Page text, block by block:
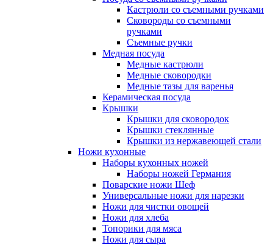
Кастрюли со съемными ручками
Сковороды со съемными
ручками
Съемные ручки
Медная посуда
Медные кастрюли
Медные сковородки
Медные тазы для варенья
Керамическая посуда
Крышки
Крышки для сковородок
Крышки стеклянные
Крышки из нержавеющей стали
Ножи кухонные
Наборы кухонных ножей
Наборы ножей Германия
Поварские ножи Шеф
Универсальные ножи для нарезки
Ножи для чистки овощей
Ножи для хлеба
Топорики для мяса
Ножи для сыра